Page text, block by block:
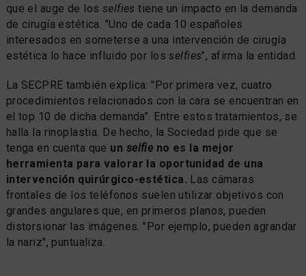
que el auge de los selfies tiene un impacto en la demanda
de cirugía estética. "Uno de cada 10 españoles
interesados en someterse a una intervención de cirugía
estética lo hace influido por losselfies", afirma la entidad.
La SECPRE también explica: "Por primera vez, cuatro
procedimientos relacionados con la cara se encuentran en
el top 10 de dicha demanda". Entre estos tratamientos, se
halla la rinoplastia. De hecho, la Sociedad pide que se
tenga en cuenta que un selfie no es la mejor
herramienta para valorar la oportunidad de una
intervención quirúrgico-estética. Las cámaras
frontales de los teléfonos suelen utilizar objetivos con
grandes angulares que, en primeros planos, pueden
distorsionar las imágenes. "Por ejemplo, pueden agrandar
la nariz", puntualiza.